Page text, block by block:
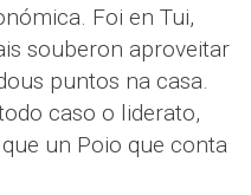
Foi en Tui,
souberon aproveitar
puntos na casa.
caso o liderato,
un Poio que conta